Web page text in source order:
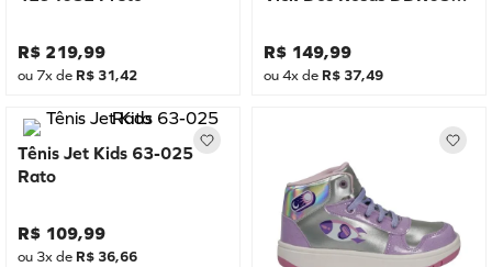
R$ 219,99
ou 7x de R$ 31,42
R$ 149,99
ou4x de R$ 37,49
Tênis Jet Kids 63-025
Rato
R$ 109,99
ou 3x de R$ 36,66